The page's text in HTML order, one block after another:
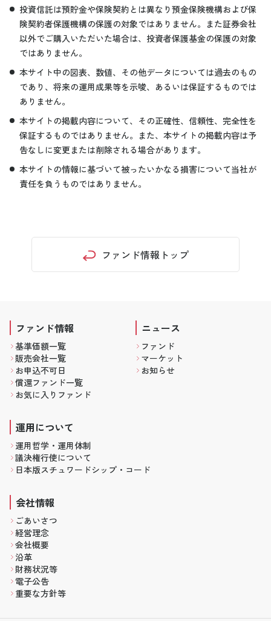
投資信託は預貯金や保険契約とは異なり預金保険機構および保
険契約者保護機構の保護の対象ではありません。また証券会社
以外でご購入いただいた場合は、投資者保護基金の保護の対象
ではありません。
本サイト中の図表、数値、その他データについては過去のもの
であり、将来の運用成果等を示唆、あるいは保証するものでは
ありません。
本サイトの掲載内容について、その正確性、信頼性、完全性を
保証するものではありません。また、本サイトの掲載内容は予
告なしに変更または削除される場合があります。
本サイトの情報に基づいて被ったいかなる損害について当社が
責任を負うものではありません。
ファンド情報トップ
ファンド情報
基準価額一覧
販売会社一覧
お申込不可日
償還ファンド一覧
お気に入りファンド
ニュース
ファンド
マーケット
お知らせ
運用について
運用哲学・運用体制
議決権行使について
日本版スチュワードシップ・コード
会社情報
ごあいさつ
経営理念
会社概要
沿革
財務状況等
電子公告
重要な方針等